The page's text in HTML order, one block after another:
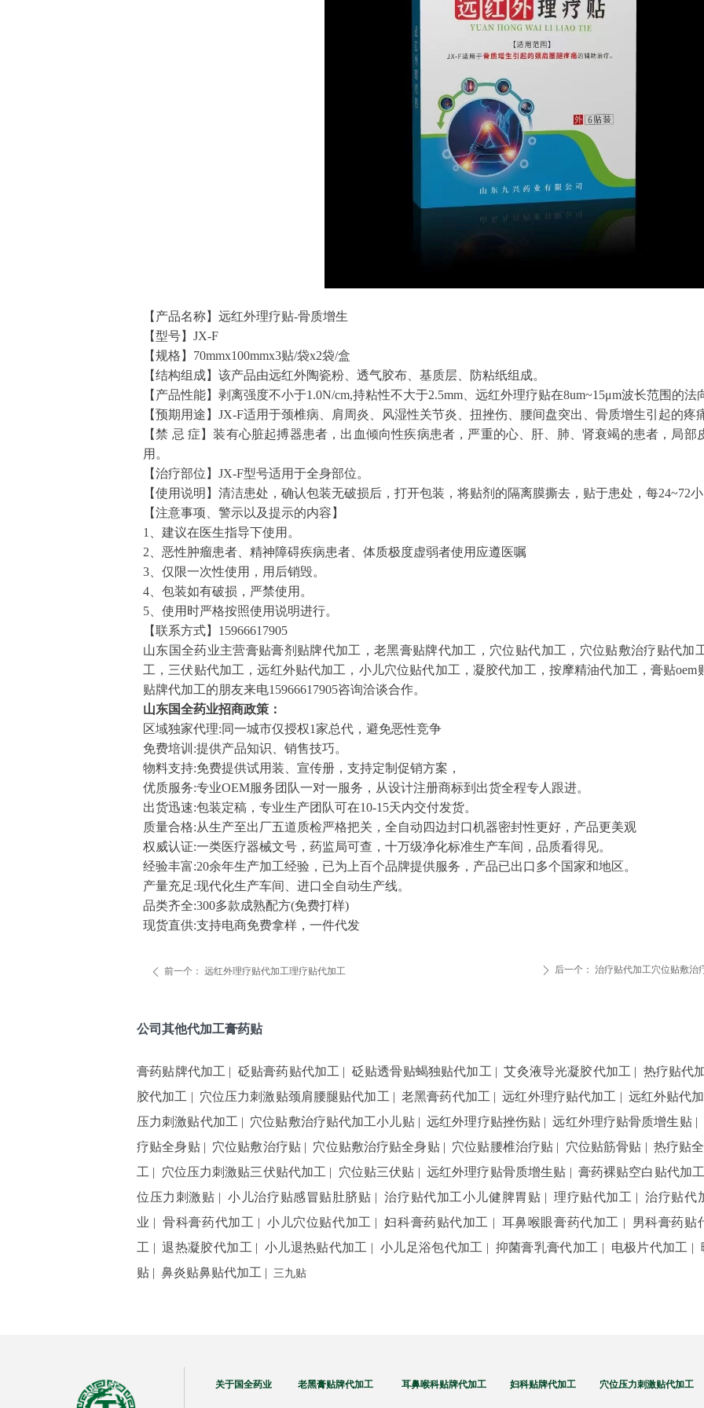
ꄴ 前一个： 远红外理疗贴代加工理疗贴代加工 ꄲ 后一个： 治疗贴代加工穴位贴敷治
【产品名称】远红外理疗贴-骨质增生
【型号】JX-F
【规格】70mmx100mmx3贴/袋x2袋/盒
【结构组成】该产品由远红外陶瓷粉、透气胶布、基质层、防粘纸组成。
【产品性能】剥离强度不小于1.0N/cm,持粘性不大于2.5mm、远红外理疗贴在8um~15μm波长范围的法
【预期用途】JX-F适用于颈椎病、肩周炎、风湿性关节炎、扭挫伤、腰间盘突出、骨质增生引起的疼
【禁 忌 症】装有心脏起搏器患者，出血倾向性疾病患者，严重的心、肝、肺、肾衰竭的患者，局
用。
【治疗部位】JX-F型号适用于全身部位。
【使用说明】清洁患处，确认包装无破损后，打开包装，将贴剂的隔离膜撕去，贴于患处，每24~72小
【注意事项、警示以及提示的内容】
1、建议在医生指导下使用。
2、恶性肿瘤患者、精神障碍疾病患者、体质极度虚弱者使用应遵医嘱
3、仅限一次性使用，用后销毁。
4、包装如有破损，严禁使用。
5、使用时严格按照使用说明进行。
【联系方式】15966617905
山东国全药业主营膏贴膏剂贴牌代加工，老黑膏贴牌代加工，穴位贴代加工，穴位贴敷治疗贴代加
工，三伏贴代加工，远红外贴代加工，小儿穴位贴代加工，凝胶代加工，按摩精油代加工，膏贴oem
贴牌代加工的朋友来电15966617905咨询洽谈合作。
山东国全药业招商政策：
区域独家代理:同一城市仅授权1家总代，避免恶性竞争
免费培训:提供产品知识、销售技巧。
物料支持:免费提供试用装、宣传册，支持定制促销方案，
优质服务:专业OEM服务团队一对一服务，从设计注册商标到出货全程专人跟进。
出货迅速:包装定稿，专业生产团队可在10-15天内交付发货。
质量合格:从生产至出厂五道质检严格把关，全自动四边封口机器密封性更好，产品更美观
权威认证:一类医疗器械文号，药监局可查，十万级净化标准生产车间，品质看得见。
经验丰富:20余年生产加工经验，已为上百个品牌提供服务，产品已出口多个国家和地区。
产量充足:现代化生产车间、进口全自动生产线。
品类齐全:300多款成熟配方(免费打样)
现货直供:支持电商免费拿样，一件代发
公司其他代加工膏药贴
膏药贴牌代加工 | 砭贴膏药贴代加工 | 砭贴透骨贴蝎独贴代加工 |艾灸液导光凝胶代加工 | 热疗贴代
胶代加工 | 穴位压力刺激贴颈肩腰腿贴代加工 |老黑膏药代加工 |远红外理疗贴代加工 | 远红外贴代
压力刺激贴代加工 | 穴位贴敷治疗贴代加工小儿贴|远红外理疗贴挫伤贴 |远红外理疗贴骨质增生贴|
疗贴全身贴| 穴位贴敷治疗贴 | 穴位贴敷治疗贴全身贴| 穴位贴腰椎治疗贴 | 穴位贴筋骨贴 | 热疗贴
工 | 穴位压力刺激贴三伏贴代加工 | 穴位贴三伏贴 | 远红外理疗贴骨质增生贴 | 膏药裸贴空白贴代加工
位压力刺激贴 |小儿治疗贴感冒贴肚脐贴 |治疗贴代加工小儿健脾胃贴 |理疗贴代加工 |治疗贴代
业 |骨科膏药代加工 |小儿穴位贴代加工 |妇科膏药贴代加工 | 耳鼻喉眼膏药代加工 | 男科膏药贴
工 |退热凝胶代加工 | 小儿退热贴代加工 | 小儿足浴包代加工 | 抑菌膏乳膏代加工 | 电极片代加工 |
贴 | 鼻炎贴鼻贴代加工 | 三九贴
关于国全药业 老黑膏贴牌代加工 耳鼻喉科贴牌代加工 妇科贴牌代加工 穴位压力刺激贴代加工